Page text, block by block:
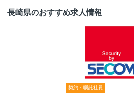
長崎県のおすすめ求人情報
契約・嘱託社員